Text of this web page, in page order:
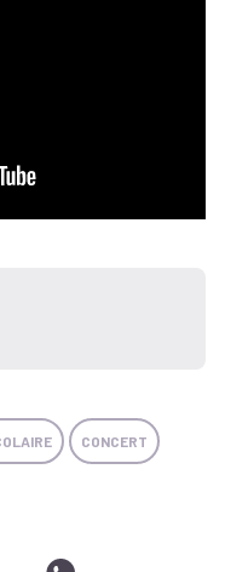
CONCERT